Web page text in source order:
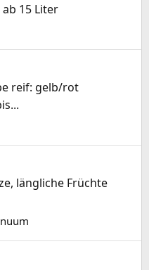
15 Liter
reif: gelb/rot
längliche Früchte